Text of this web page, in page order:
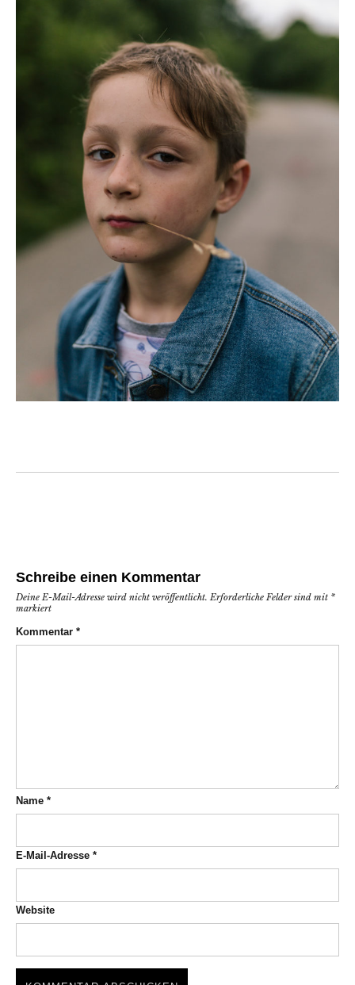
Schreibe einen Kommentar
Deine E-Mail-Adresse wird nicht veröffentlicht. Erforderliche Felder sind mit *
markiert
Kommentar *
Name *
E-Mail-Adresse *
Website